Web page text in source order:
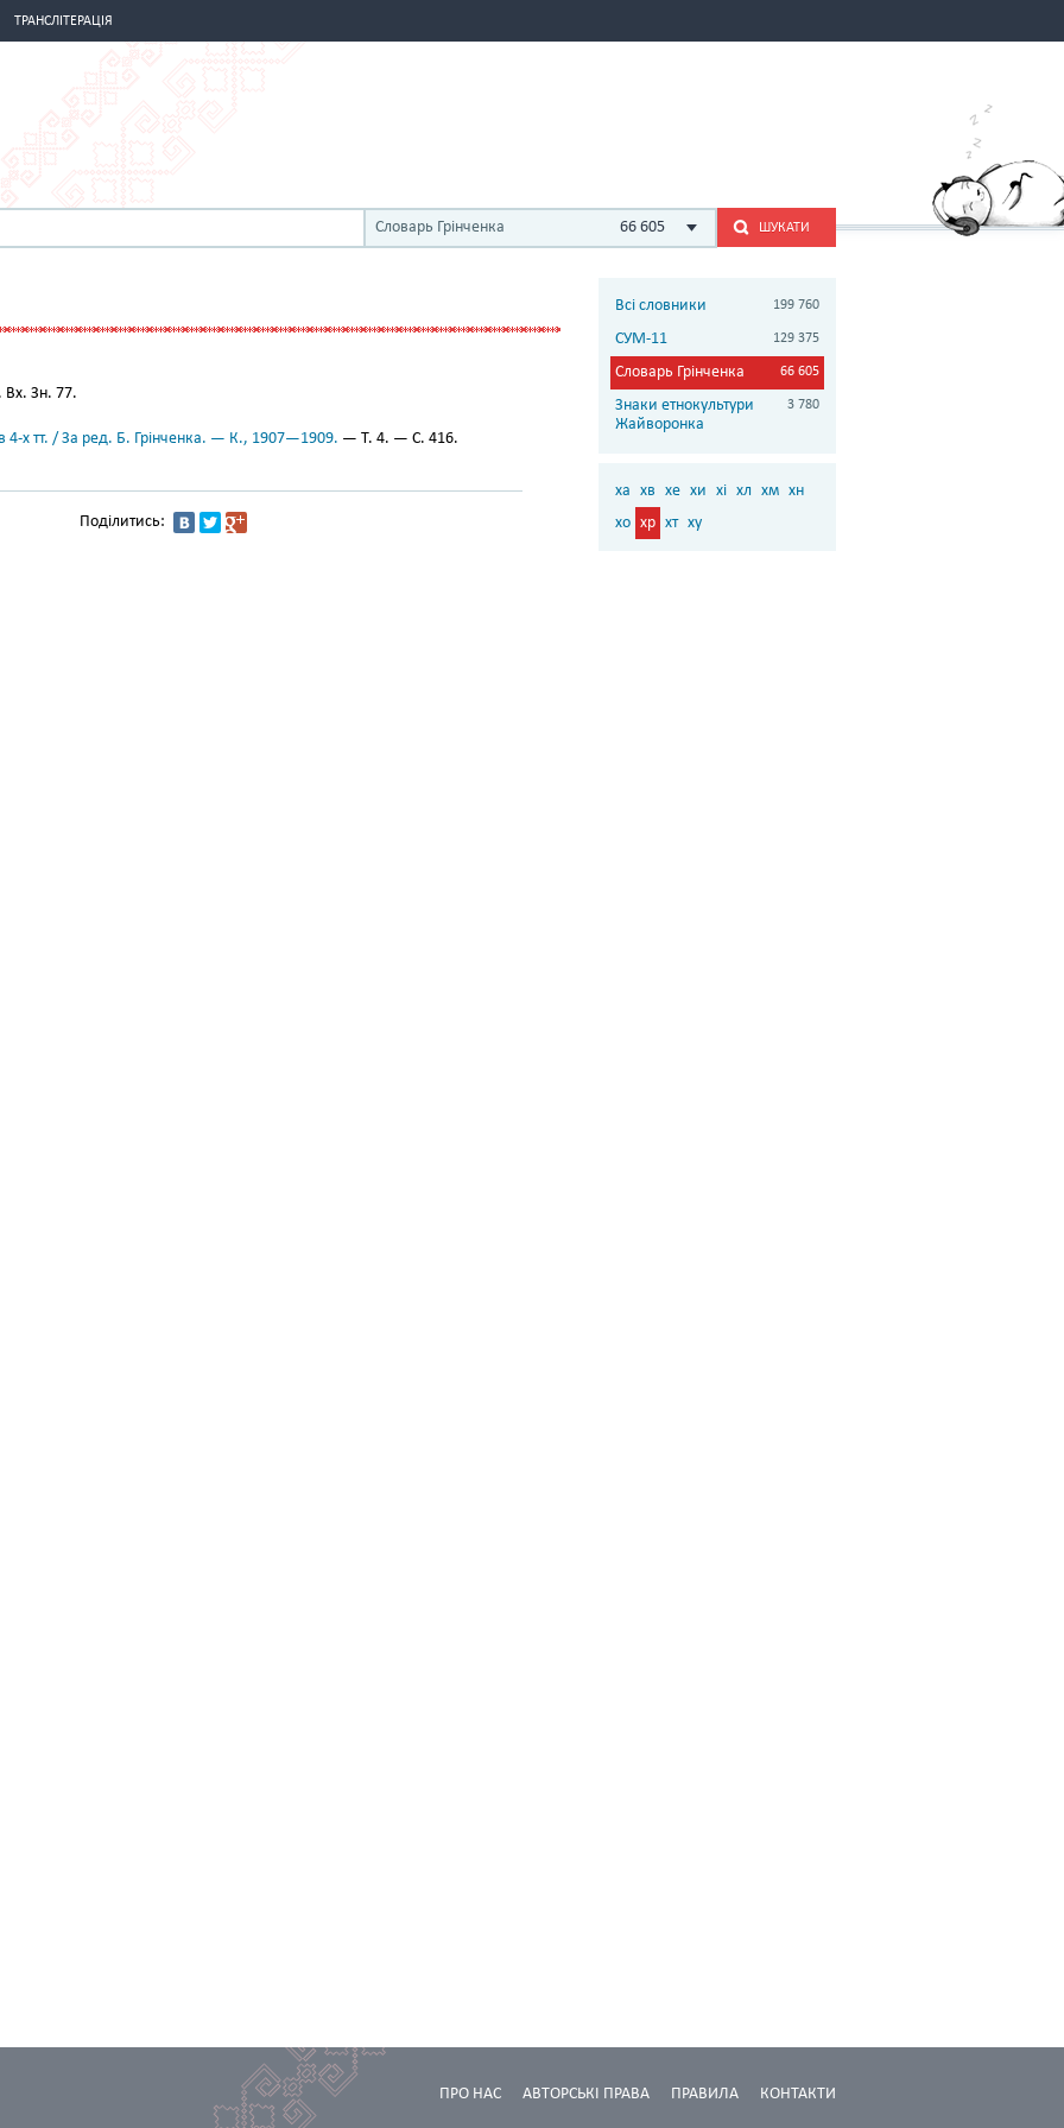
ТРАНСЛІТЕРАЦІЯ
Словарь Грінченка 66 605 ШУКАТИ
. Вх. Зн. 77.
4-х тт. / За ред. Б. Грінченка. — К., 1907—1909. — Т. 4. — С. 416.
Поділитись:
Всі словники 199 760
СУМ-11 129 375
Словарь Грінченка 66 605
Знаки етнокультури
Жайворонка
3 780
ха хв хе хи хі хл хм хн
хо хр хт ху
КОНТАКТИ
ПРАВИЛА
АВТОРСЬКІ ПРАВА
ПРО НАС